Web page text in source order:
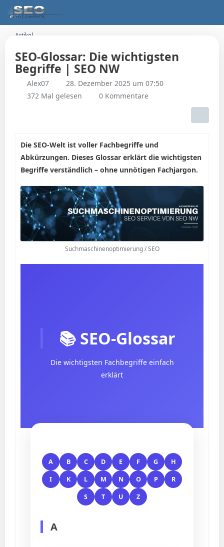
Artikel
SEO-Glossar: Die wichtigsten
Begriffe | SEO NW
Alex07
28. Dezember 2025 um 07:50
372 Mal gelesen
0 Kommentare
Die SEO-Welt ist voller Fachbegriffe und
Abkürzungen. Dieses Glossar erklärt die wichtigsten
Begriffe verständlich – ohne unnötigen Fachjargon.
Suchmaschinenoptimierung / SEO
📚 SEO-Glossar
Die wichtigsten Fachbegriffe einfach
erklärt
A B C D E F G H
I K L M N O P R
S T U Z
A